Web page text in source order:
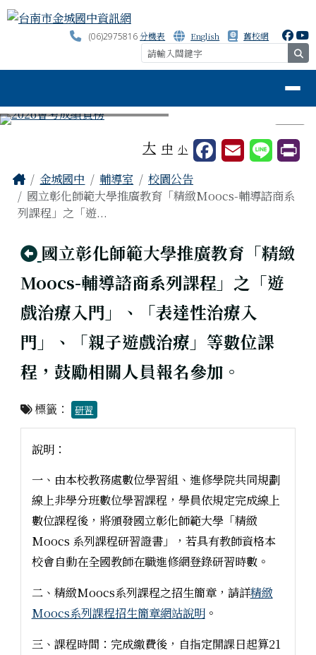
跳至主內容區
台南市金城國中資訊網
(06)2975816分機表 English 舊校網
⏸
大 中 小
主內容區域
Home
金城國中 輔導室
校園公告
國立彰化師範大學推廣教育「精緻Moocs-輔導諮商系
列課程」之「遊...
回上頁
國立彰化師範大學推廣教育「精緻
Moocs-輔導諮商系列課程」之「遊
戲治療入門」、「表達性治療入
門」、「親子遊戲治療」等數位課
程，鼓勵相關人員報名參加。
標籤： 研習
說明：
一、由本校教務處數位學習組、進修學院共同規劃
線上非學分班數位學習課程，學員依規定完成線上
數位課程後，將頒發國立彰化師範大學「精緻
Moocs 系列課程研習證書」，若具有教師資格本
校會自動在全國教師在職進修網登錄研習時數。
二、精緻Moocs系列課程之招生簡章，請詳精緻
Moocs系列課程招生簡章網站說明。
三、課程時間：完成繳費後，自指定開課日起算21
頁尾區域